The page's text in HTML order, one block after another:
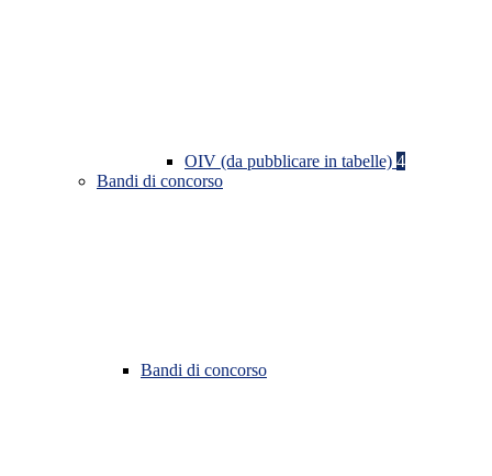
OIV (da pubblicare in tabelle) 4
Bandi di concorso
Bandi di concorso